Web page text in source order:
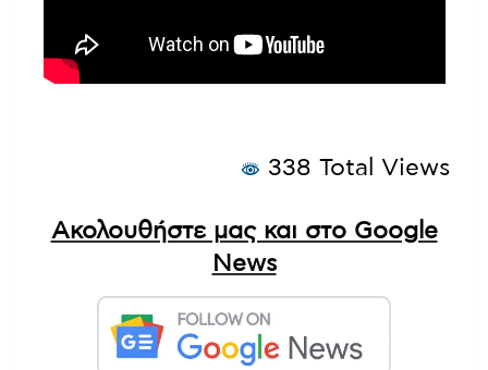
338 Total Views
Ακολουθήστε μας και στο Google
News